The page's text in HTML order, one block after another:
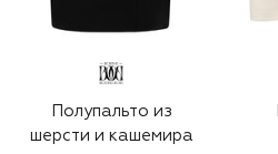
Полупальто из
шерсти и кашемира